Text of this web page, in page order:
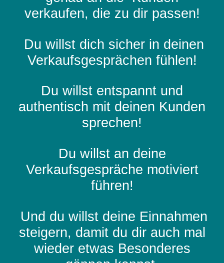
verkaufen, die zu dir passen!
Du willst dich sicher in deinen
Verkaufsgesprächen fühlen!
Du willst entspannt und
authentisch mit deinen Kunden
sprechen!
Du willst an deine
Verkaufsgespräche motiviert
führen!
Und du willst deine Einnahmen
steigern, damit du dir auch mal
wieder etwas Besonderes